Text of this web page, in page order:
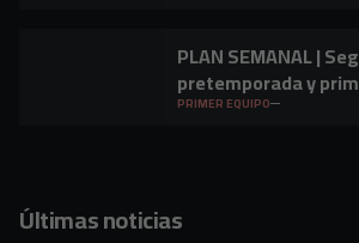
PLAN SEMANAL |
pretemporada y
vista
PRIMER EQUIPO
Últimas noticias